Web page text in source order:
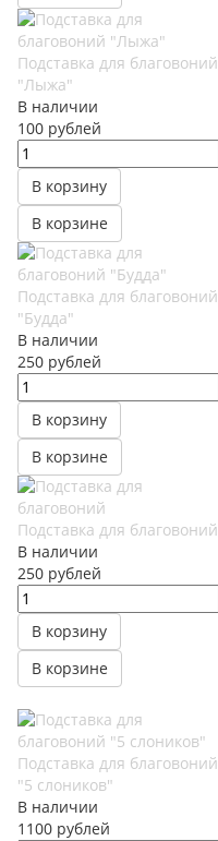
Подставка для благовоний
"Лыжа"
В наличии
100 рублей
В корзину
В корзине
Подставка для благовоний
"Будда"
В наличии
250 рублей
В корзину
В корзине
Подставка для благовоний
В наличии
250 рублей
В корзину
В корзине
Подставка для благовоний
"5 слоников"
В наличии
1100 рублей